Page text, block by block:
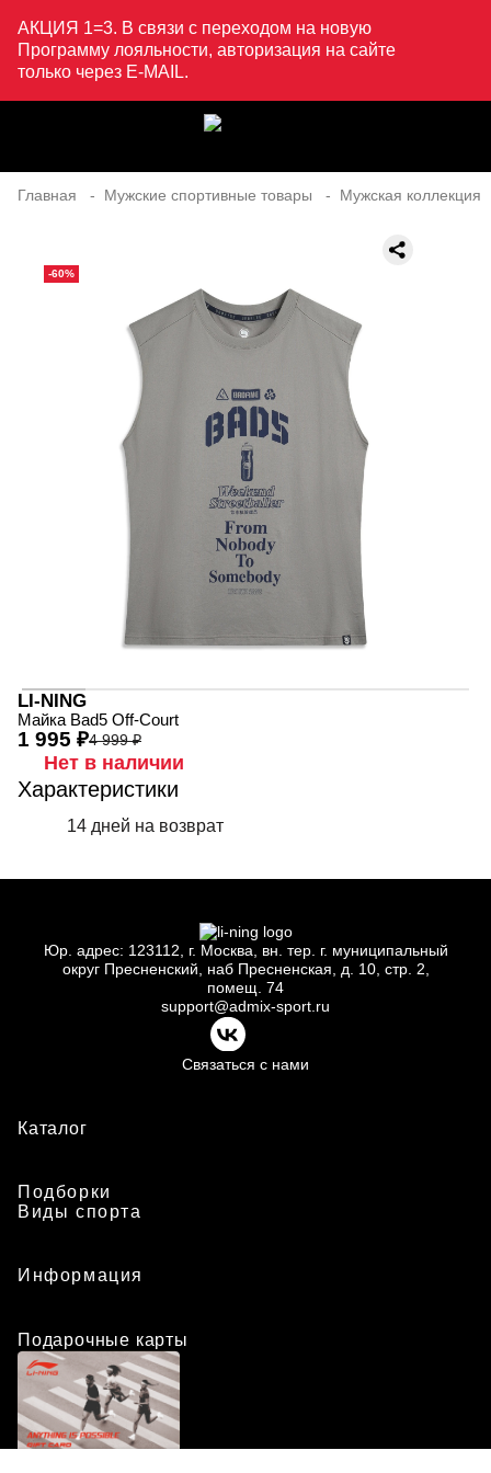
АКЦИЯ 1=3. В связи с переходом на новую
Программу лояльности, авторизация на сайте
только через E-MAIL.
Главная Мужские спортивные товары Мужская коллекция
-60%
LI-NING
Майка Bad5 Off-Court
4 999 ₽
1 995 ₽
Нет в наличии
Характеристики
14 дней на возврат
Юр. адрес: 123112, г. Москва, вн. тер. г. муниципальный
округ Пресненский, наб Пресненская, д. 10, стр. 2,
помещ. 74
support@admix-sport.ru
Связаться с нами
Каталог
Подборки
Виды спорта
Информация
Подарочные карты